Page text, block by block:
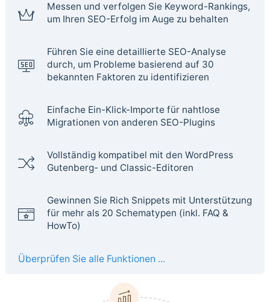
Messen und verfolgen Sie Keyword-Rankings,
um Ihren SEO-Erfolg im Auge zu behalten
Führen Sie eine detaillierte SEO-Analyse
durch, um Probleme basierend auf 30
bekannten Faktoren zu identifizieren
Einfache Ein-Klick-Importe für nahtlose
Migrationen von anderen SEO-Plugins
Vollständig kompatibel mit den WordPress
Gutenberg- und Classic-Editoren
Gewinnen Sie Rich Snippets mit Unterstützung
für mehr als 20 Schematypen (inkl. FAQ &
HowTo)
Überprüfen Sie alle Funktionen ...